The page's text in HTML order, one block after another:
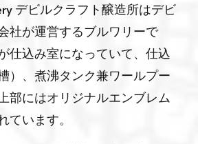
デビルクラフト醸造所はデビ
社が運営するブルワリーで
仕込み室になっていて、仕込
）、煮沸タンク兼ワールプー
部にはオリジナルエンブレム
ています。